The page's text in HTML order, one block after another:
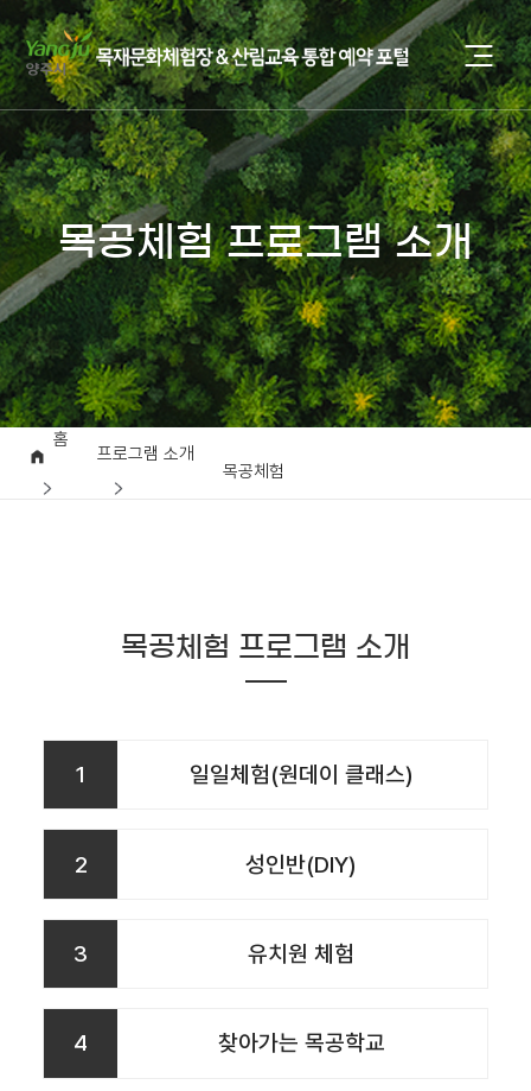
목공체험 프로그램 소개
홈
프로그램 소개
목공체험
목공체험 프로그램 소개
1 일일체험(원데이 클래스)
2 성인반(DIY)
3 유치원 체험
4 찾아가는 목공학교